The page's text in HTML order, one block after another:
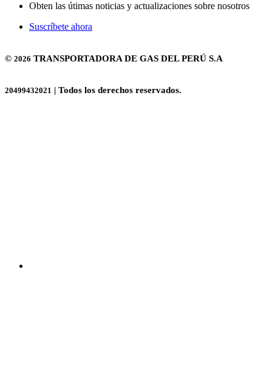
Obten las útimas noticias y actualizaciones sobre nosotros
Suscríbete ahora
© 2026 TRANSPORTADORA DE GAS DEL PERÚ S.A
20499432021 | Todos los derechos reservados.